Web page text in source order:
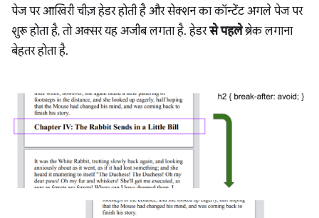
पेज पर आखिरी चीज़ हेडर होती है और सेक्शन का कॉन्टेंट अगले पेज पर
शुरू होता है, तो अक्सर यह अजीब लगता है. हेडरसे पहलेब्रेक लगाना
बेहतर होता है.